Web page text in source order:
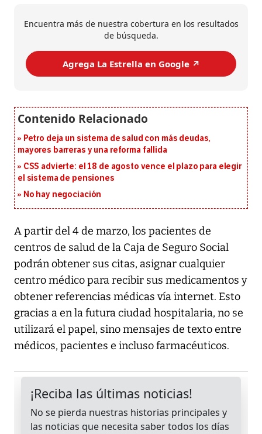
Encuentra más de nuestra cobertura en los resultados
de búsqueda.
Agrega La Estrella en Google ↗️
Petro deja un sistema de salud con más deudas,
mayores barreras y una reforma fallida
CSS advierte: el 18 de agosto vence el plazo para elegir
el sistema de pensiones
No hay negociación
A partir del 4 de marzo, los pacientes de
centros de salud de la Caja de Seguro Social
podrán obtener sus citas, asignar cualquier
centro médico para recibir sus medicamentos y
obtener referencias médicas vía internet. Esto
gracias a en la futura ciudad hospitalaria, no se
utilizará el papel, sino mensajes de texto entre
médicos, pacientes e incluso farmacéuticos.